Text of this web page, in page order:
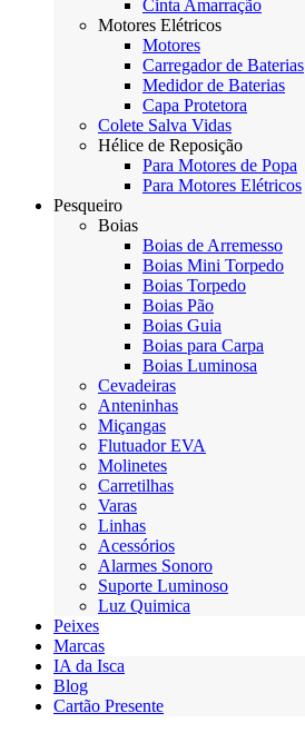
Cinta Amarração
Motores Elétricos
Motores
Carregador de Baterias
Medidor de Baterias
Capa Protetora
Colete Salva Vidas
Hélice de Reposição
Para Motores de Popa
Para Motores Elétricos
Pesqueiro
Boias
Boias de Arremesso
Boias Mini Torpedo
Boias Torpedo
Boias Pão
Boias Guia
Boias para Carpa
Boias Luminosa
Cevadeiras
Anteninhas
Miçangas
Flutuador EVA
Molinetes
Carretilhas
Varas
Linhas
Acessórios
Alarmes Sonoro
Suporte Luminoso
Luz Quimica
Peixes
Marcas
IA da Isca
Blog
Cartão Presente